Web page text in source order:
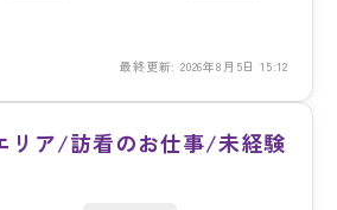
最終更新: 2026年8月5日 15:12
リア/訪看のお仕事/未経験